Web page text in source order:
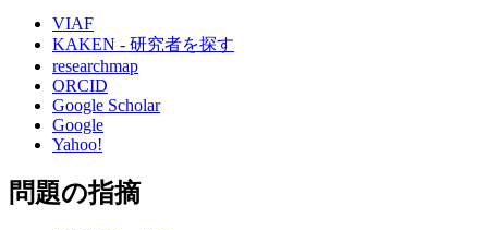
VIAF
KAKEN - 研究者を探す
researchmap
ORCID
Google Scholar
Google
Yahoo!
問題の指摘